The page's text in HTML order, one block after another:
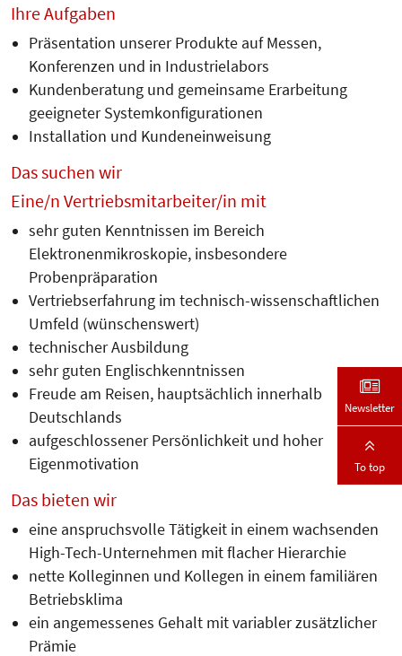
Ihre Aufgaben
Präsentation unserer Produkte auf Messen,
Konferenzen und in Industrie­labors
Kundenberatung und gemeinsame Erarbeitung
geeigneter Systemkonfigurationen
Installation und Kundeneinweisung
Das suchen wir
Eine/n Vertriebsmitarbeiter/in mit
sehr guten Kenntnissen im Bereich
Elektronenmikroskopie, insbesondere
Probenpräparation
Vertriebserfahrung im technisch-wissenschaftlichen
Umfeld (wünschenswert)
technischer Ausbildung
sehr guten Englischkenntnissen
Freude am Reisen, hauptsächlich innerhalb
Deutschlands
aufgeschlossener Persönlichkeit und hoher
Eigenmotivation
Das bieten wir
eine anspruchsvolle Tätigkeit in einem wachsenden
High-Tech-Unternehmen mit flacher Hierarchie
nette Kolleginnen und Kollegen in einem familiären
Betriebsklima
ein angemessenes Gehalt mit variabler zusätzlicher
Prämie
Newsletter
To top